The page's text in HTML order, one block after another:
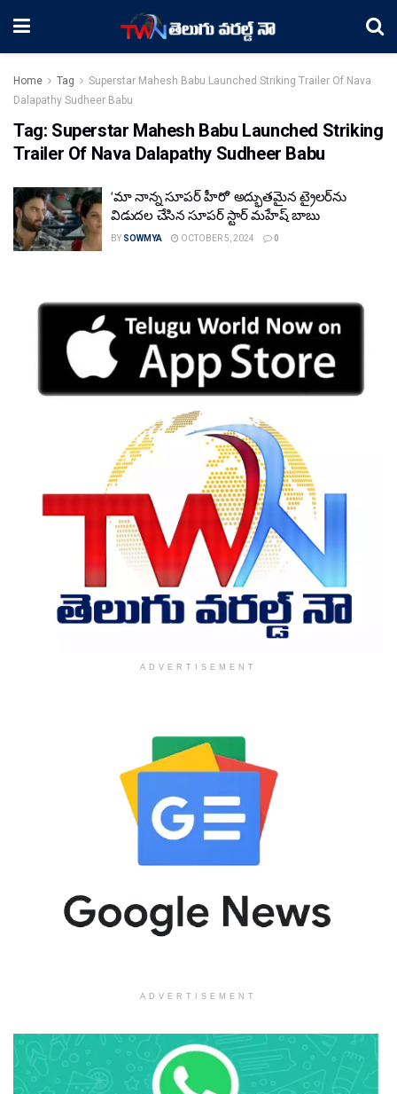
Home Tag
Superstar Mahesh Babu Launched Striking Trailer Of Nava
Dalapathy Sudheer Babu
Tag: Superstar Mahesh Babu Launched Striking
Trailer Of Nava Dalapathy Sudheer Babu
‘మా నాన్న సూపర్ హీరో’ అద్భుతమైన ట్రైలర్‌ను
విడుదల చేసిన సూపర్ స్టార్ మహేష్ బాబు
BY SOWMYA OCTOBER 5, 2024 0
ADVERTISEMENT
ADVERTISEMENT